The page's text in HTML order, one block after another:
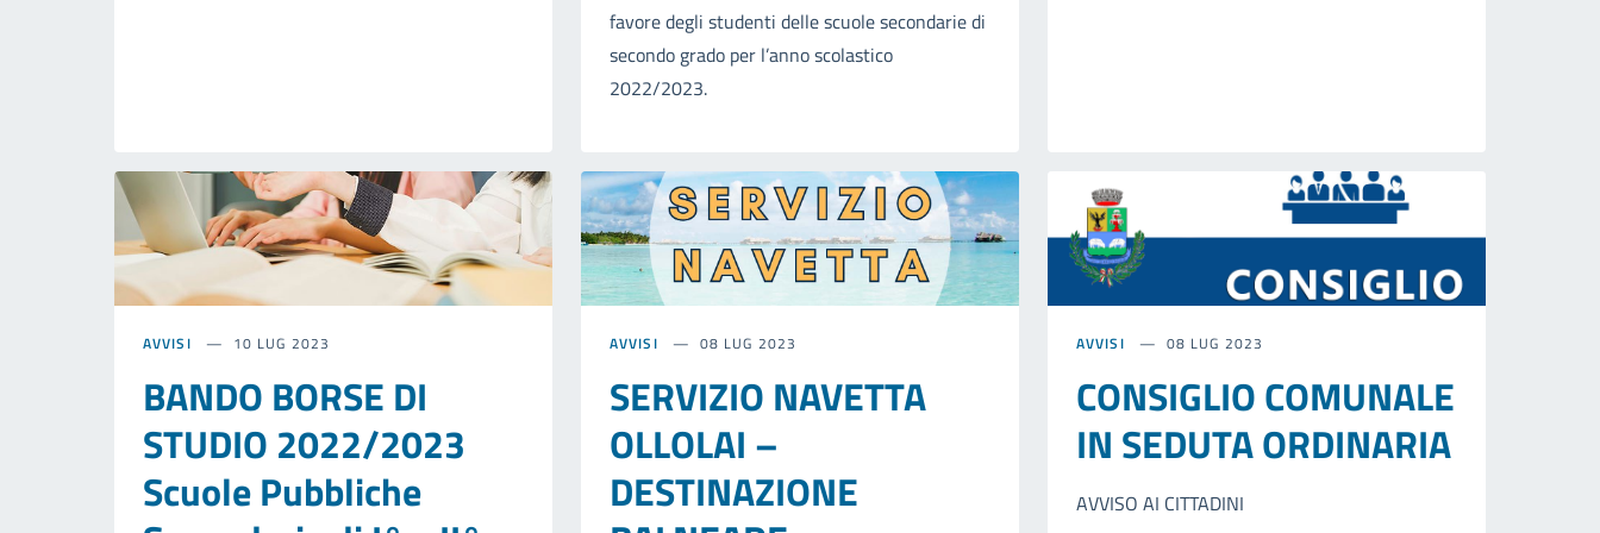
favore degli studenti delle scuole secondarie di
secondo grado per l’anno scolastico
2022/2023.
AVVISI 10 LUG 2023
BANDO BORSE DI
STUDIO 2022/2023
Scuole Pubbliche
AVVISI 08 LUG 2023
SERVIZIO NAVETTA
OLLOLAI –
DESTINAZIONE
AVVISI 08 LUG 2023
CONSIGLIO COMUNALE
IN SEDUTA ORDINARIA
AVVISO AI CITTADINI